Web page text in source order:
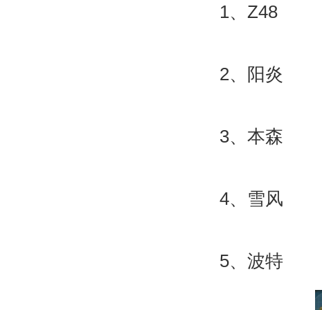
1、Z48
2、阳炎
3、本森
4、雪风
5、波特